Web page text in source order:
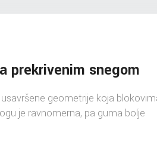
prekrivenim snegom
geometrije koja
je ravnomerna, pa guma bolje